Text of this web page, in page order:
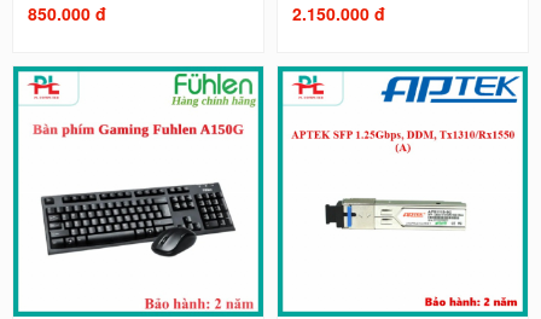
850.000 đ 2.150.000 đ